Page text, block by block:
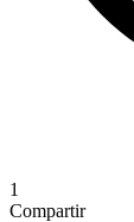
1
Compartir